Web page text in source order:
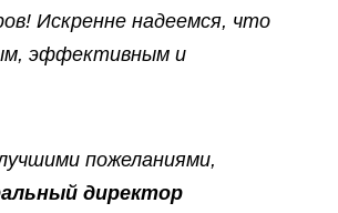
Искренне надеемся, что
эффективным и
пожеланиями,
директор